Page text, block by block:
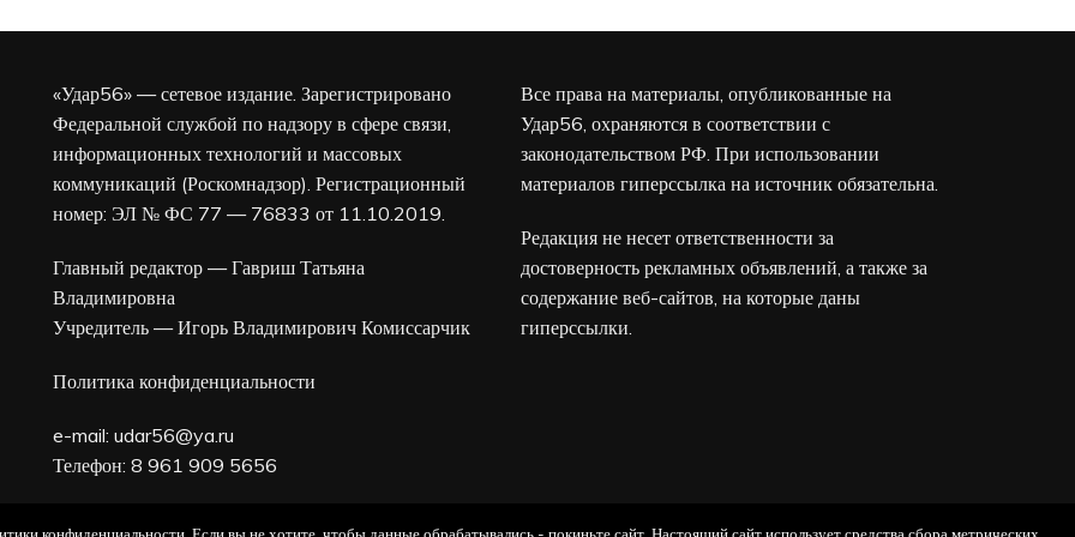
«Удар56» — сетевое издание. Зарегистрировано
Федеральной службой по надзору в сфере связи,
информационных технологий и массовых
коммуникаций (Роскомнадзор). Регистрационный
номер: ЭЛ № ФС 77 — 76833 от 11.10.2019.
Главный редактор — Гавриш Татьяна
Владимировна
Учредитель — Игорь Владимирович Комиссарчик
Политика конфиденциальности
e-mail: udar56@ya.ru
Телефон: 8 961 909 5656
Все права на материалы, опубликованные на
Удар56, охраняются в соответствии с
законодательством РФ. При использовании
материалов гиперссылка на источник обязательна.
Редакция не несет ответственности за
достоверность рекламных объявлений, а также за
содержание веб-сайтов, на которые даны
гиперссылки.